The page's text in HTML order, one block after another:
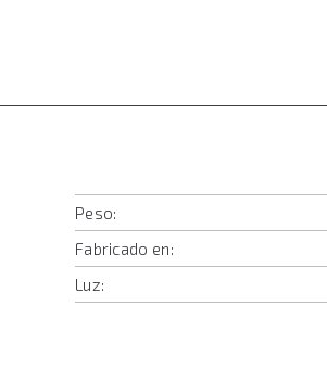
Peso:
Fabricado en:
Luz: